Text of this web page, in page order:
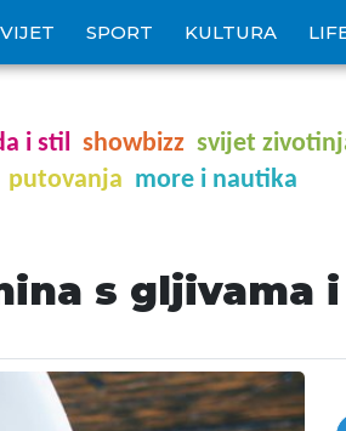
SPORT KULTURA
i stil showbizz svijet
putovanja more i nautika
s gljivama